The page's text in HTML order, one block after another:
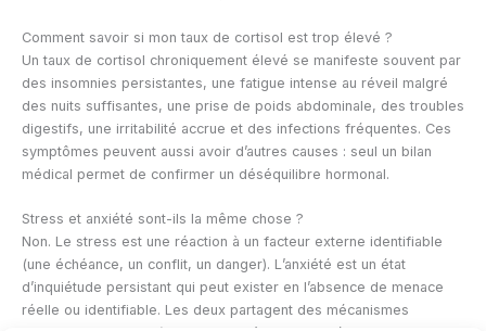
Comment savoir si mon taux de cortisol est trop élevé ?
Un taux de cortisol chroniquement élevé se manifeste souvent par
des insomnies persistantes, une fatigue intense au réveil malgré
des nuits suffisantes, une prise de poids abdominale, des troubles
digestifs, une irritabilité accrue et des infections fréquentes. Ces
symptômes peuvent aussi avoir d’autres causes : seul un bilan
médical permet de confirmer un déséquilibre hormonal.
Stress et anxiété sont-ils la même chose ?
Non. Le stress est une réaction à un facteur externe identifiable
(une échéance, un conflit, un danger). L’anxiété est un état
d’inquiétude persistant qui peut exister en l’absence de menace
réelle ou identifiable. Les deux partagent des mécanismes